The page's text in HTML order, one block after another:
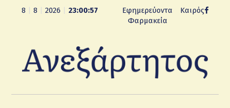
8 8 2026 23:00:58
Εφημερεύοντα
Φαρμακεία
Καιρός